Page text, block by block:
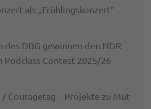
als „Frühlingskonzert“
des DBG gewinnen den NDR
Podclass Contest 2025/26
Couragetag – Projekte zu Mut